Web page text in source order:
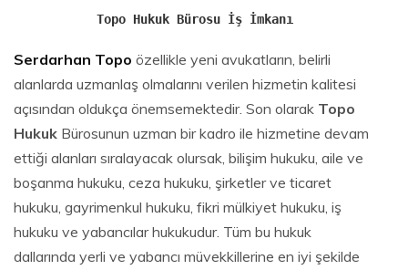
Topo Hukuk Bürosu İş İmkanı
Serdarhan Topo özellikle yeni avukatların, belirli
alanlarda uzmanlaş olmalarını verilen hizmetin kalitesi
açısından oldukça önemsemektedir. Son olarak Topo
Hukuk Bürosunun uzman bir kadro ile hizmetine devam
ettiği alanları sıralayacak olursak, bilişim hukuku, aile ve
boşanma hukuku, ceza hukuku, şirketler ve ticaret
hukuku, gayrimenkul hukuku, fikri mülkiyet hukuku, iş
hukuku ve yabancılar hukukudur. Tüm bu hukuk
dallarında yerli ve yabancı müvekkillerine en iyi şekilde